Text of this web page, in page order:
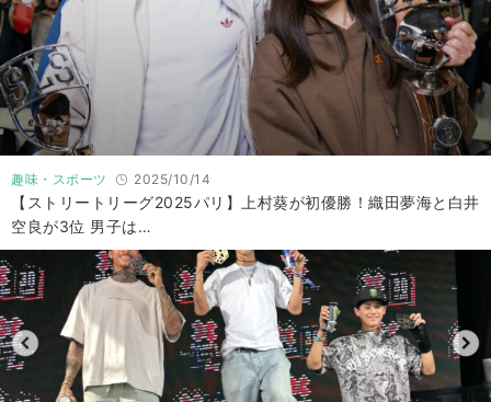
趣味・スポーツ 2025/10/14
【ストリートリーグ2025パリ】上村葵が初優勝！織田夢海と白井
空良が3位 男子は…